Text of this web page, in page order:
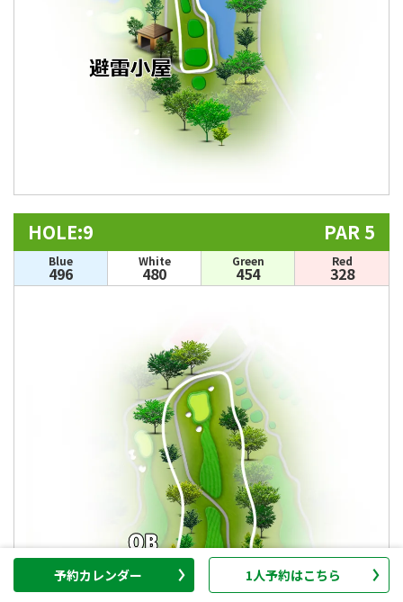
予約カレンダー 1人予約はこちら
HOLE:9 PAR 5
Blue
496
White
480
Green
454
Red
328